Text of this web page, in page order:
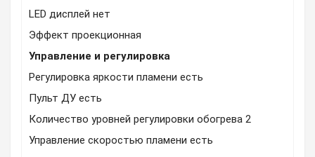
LED дисплей нет
Эффект проекционная
Управление и регулировка
Регулировка яркости пламени есть
Пульт ДУ есть
Количество уровней регулировки обогрева 2
Управление скоростью пламени есть